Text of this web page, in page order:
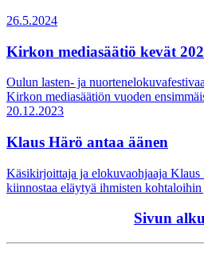
26.5.2024
Kirkon mediasäätiö kevät
Oulun lasten- ja
Kirkon mediasäätiön vuoden
20.12.2023
Klaus Härö antaa äänen
Käsikirjoittaja ja elokuvaohjaaja Klaus
kiinnostaa eläytyä ihmisten
Sivun